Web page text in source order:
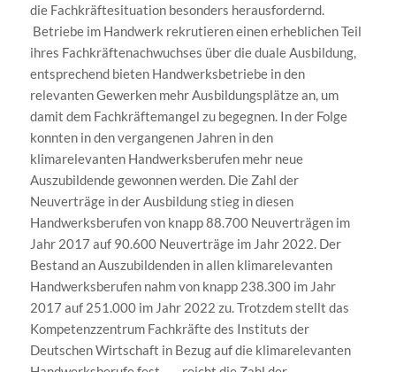
die Fachkräftesituation besonders herausfordernd.
Betriebe im Handwerk rekrutieren einen erheblichen Teil
ihres Fachkräftenachwuchses über die duale Ausbildung,
entsprechend bieten Handwerksbetriebe in den
relevanten Gewerken mehr Ausbildungsplätze an, um
damit dem Fachkräftemangel zu begegnen. In der Folge
konnten in den vergangenen Jahren in den
klimarelevanten Handwerksberufen mehr neue
Auszubildende gewonnen werden. Die Zahl der
Neuverträge in der Ausbildung stieg in diesen
Handwerksberufen von knapp 88.700 Neuverträgen im
Jahr 2017 auf 90.600 Neuverträge im Jahr 2022. Der
Bestand an Auszubildenden in allen klimarelevanten
Handwerksberufen nahm von knapp 238.300 im Jahr
2017 auf 251.000 im Jahr 2022 zu. Trotzdem stellt das
Kompetenzzentrum Fachkräfte des Instituts der
Deutschen Wirtschaft in Bezug auf die klimarelevanten